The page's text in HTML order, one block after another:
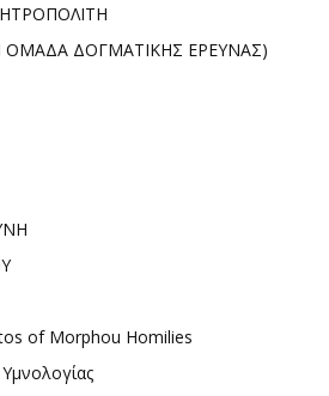
ΔΟΓΜΑΤΙΚΗΣ ΕΡΕΥΝΑΣ)
of Morphou Homilies